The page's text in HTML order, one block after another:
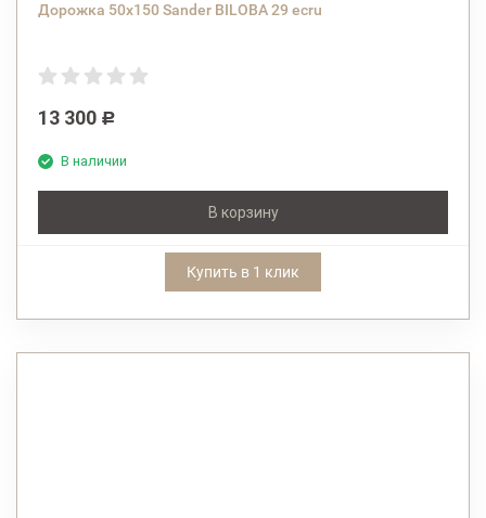
Дорожка 50х150 Sander BILOBA 29 ecru
13 300 Р
В наличии
В корзину
Купить в 1 клик